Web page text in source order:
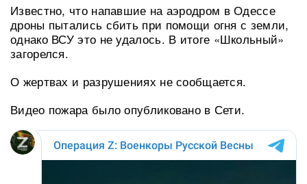
Известно, что напавшие на аэродром в Одессе
дроны пытались сбить при помощи огня с земли,
однако ВСУ это не удалось. В итоге «Школьный»
загорелся.
О жертвах и разрушениях не сообщается.
Видео пожара было опубликовано в Сети.